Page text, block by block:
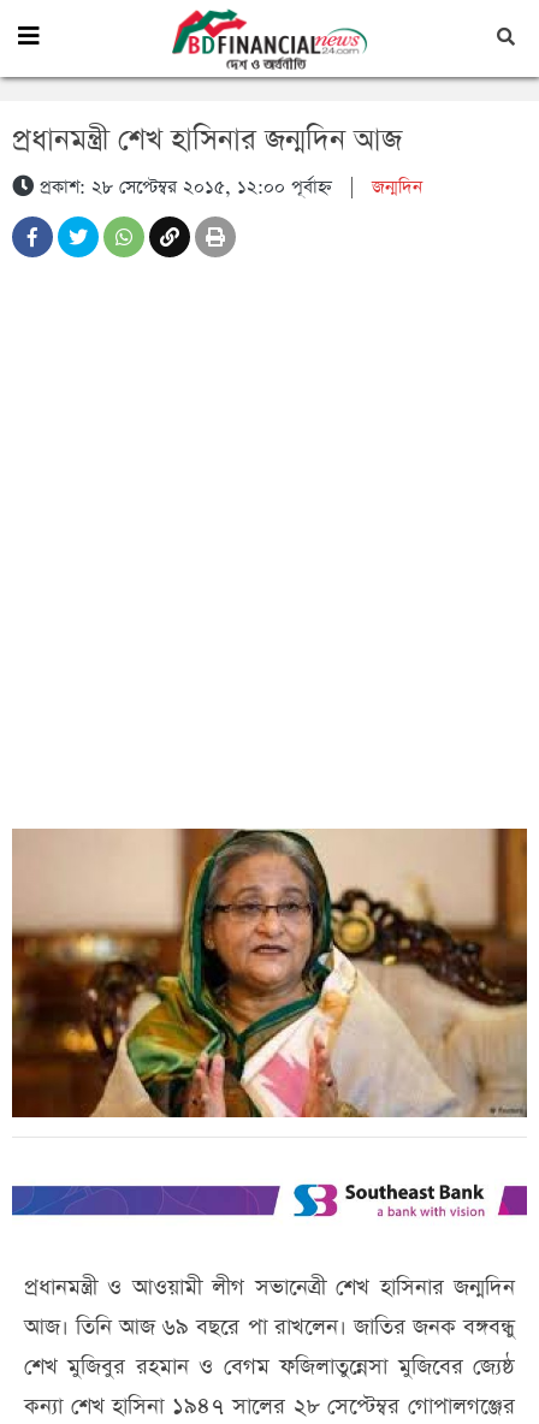
প্রধানমন্ত্রী শেখ হাসিনার জন্মদিন আজ
প্রকাশ: ২৮ সেপ্টেম্বর ২০১৫, ১২:০০ পূর্বাহ্ন|জন্মদিন
প্রধানমন্ত্রী ও আওয়ামী লীগ সভানেত্রী শেখ হাসিনার জন্মদিন
আজ। তিনি আজ ৬৯ বছরে পা রাখলেন। জাতির জনক বঙ্গবন্ধু
শেখ মুজিবুর রহমান ও বেগম ফজিলাতুন্নেসা মুজিবের জ্যেষ্ঠ
কন্যা শেখ হাসিনা ১৯৪৭ সালের ২৮ সেপ্টেম্বর গোপালগঞ্জের